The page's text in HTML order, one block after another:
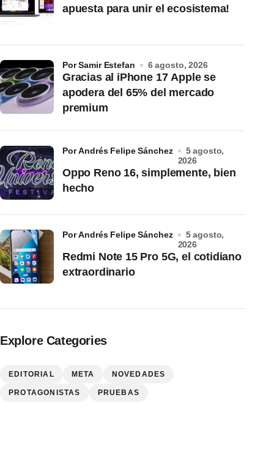
apuesta para unir el ecosistema!
Gracias al iPhone 17 Apple se
apodera del 65% del mercado
premium
por Samir Estefan 6 agosto, 2026
Oppo Reno 16, simplemente, bien
hecho
por Andrés Felipe Sánchez
5 agosto,
2026
Redmi Note 15 Pro 5G, el cotidiano
extraordinario
por Andrés Felipe Sánchez
5 agosto,
2026
Explore Categories
EDITORIAL META NOVEDADES
PROTAGONISTAS PRUEBAS